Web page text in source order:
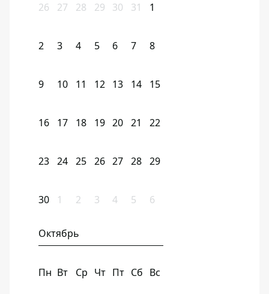
26 27 28 29 30 31 1
2 3 4 5 6 7 8
9 10 11 12 13 14 15
16 17 18 19 20 21 22
23 24 25 26 27 28 29
30 1 2 3 4 5 6
Октябрь
Пн Вт Ср Чт Пт Сб Вс